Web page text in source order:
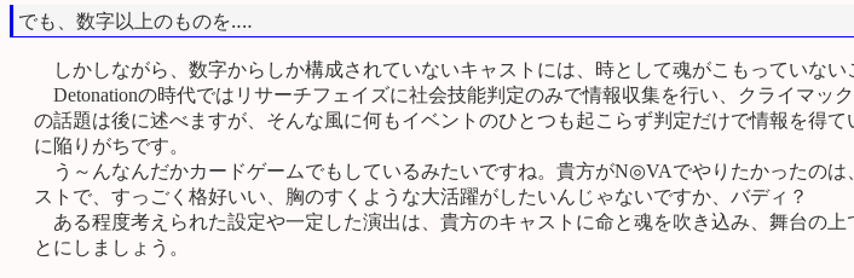
でも、数字以上のものを‥‥
しかしながら、数字からしか構成されていないキャストには、時として魂がこもっていない
Detonationの時代ではリサーチフェイズに社会技能判定のみで情報収集を行い、クライマ
の話題は後に述べますが、そんな風に何もイベントのひとつも起こらず判定だけで情報を得
に陥りがちです。
う～んなんだかカードゲームでもしているみたいですね。貴方がN◎VAでやりたかったの
ストで、すっごく格好いい、胸のすくような大活躍がしたいんじゃないですか、バディ？
ある程度考えられた設定や一定した演出は、貴方のキャストに命と魂を吹き込み、舞台の
とにしましょう。